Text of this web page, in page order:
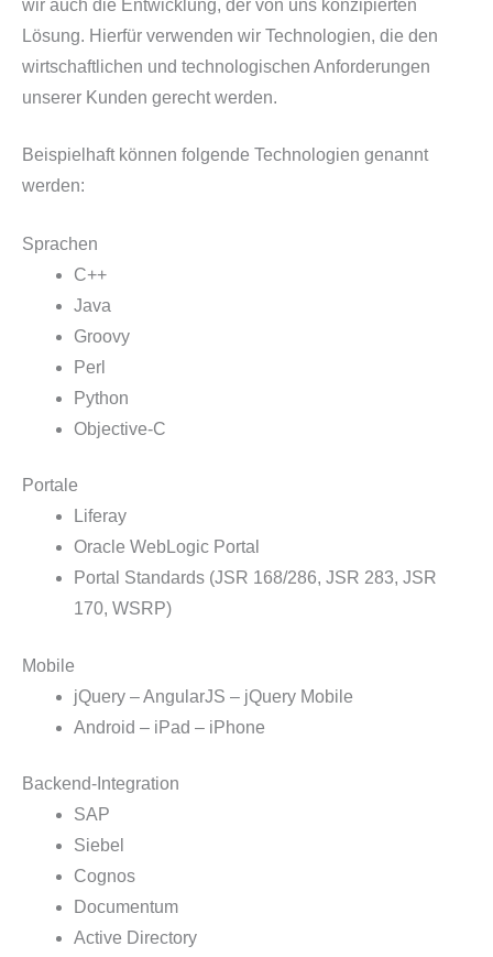
wir auch die Entwicklung, der von uns konzipierten
Lösung. Hierfür verwenden wir Technologien, die den
wirtschaftlichen und technologischen Anforderungen
unserer Kunden gerecht werden.
Beispielhaft können folgende Technologien genannt
werden:
Sprachen
C++
Java
Groovy
Perl
Python
Objective-C
Portale
Liferay
Oracle WebLogic Portal
Portal Standards (JSR 168/286, JSR 283, JSR
170, WSRP)
Mobile
jQuery – AngularJS – jQuery Mobile
Android – iPad – iPhone
Backend-Integration
SAP
Siebel
Cognos
Documentum
Active Directory